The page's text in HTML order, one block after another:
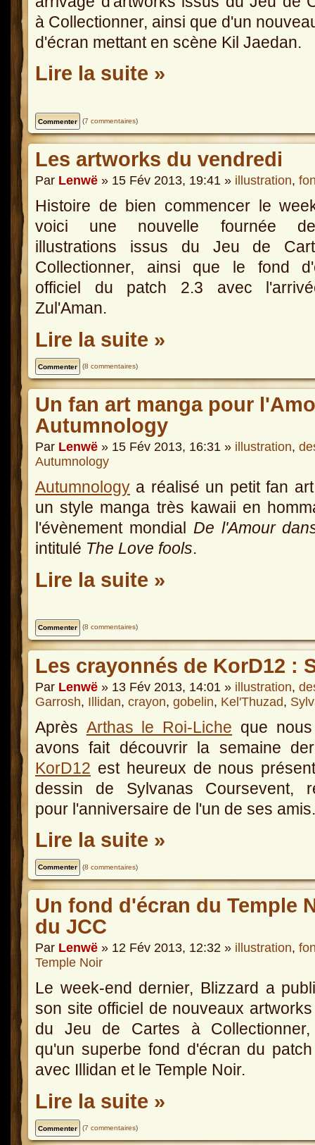
à Collectionner, ainsi que d'un
d'écran mettant en scène Kil Jaedan.
Lire la suite »
(7 commentaires)
Les artworks du vendredi
Par Lenwë » 15 Fév 2013, 19:41 » illustration,
Histoire de bien commencer le
voici une nouvelle fournée
illustrations issus du Jeu de
Collectionner, ainsi que le fond
officiel du patch 2.3 avec
Zul'Aman.
Lire la suite »
(8 commentaires)
Un fan art manga pour
Autumnology
Par Lenwë » 15 Fév 2013, 16:31 » illustration,
Autumnology
Autumnology a réalisé un petit fan
un style manga très kawaii en
l'évènement mondial De l'Amour
intitulé The Love fools.
Lire la suite »
(8 commentaires)
Les crayonnés de KorD12 :
Par Lenwë » 13 Fév 2013, 14:01 » illustration,
Garrosh, Illidan, crayon, gobelin, Kel'Thuzad,
Après Arthas le Roi-Liche que
avons fait découvrir la semaine
KorD12 est heureux de nous
dessin de Sylvanas Coursevent,
pour l'anniversaire de l'un de ses amis.
Lire la suite »
(8 commentaires)
Un fond d'écran du Temple
du JCC
Par Lenwë » 12 Fév 2013, 12:32 » illustration,
Temple Noir
Le week-end dernier, Blizzard a
son site officiel de nouveaux
du Jeu de Cartes à
qu'un superbe fond d'écran du
avec Illidan et le Temple Noir.
Lire la suite »
(7 commentaires)